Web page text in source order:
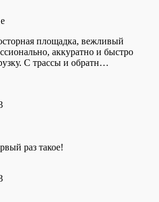
площадка, вежливый
аккуратно и быстро
С трассы и обратн…
раз такое!